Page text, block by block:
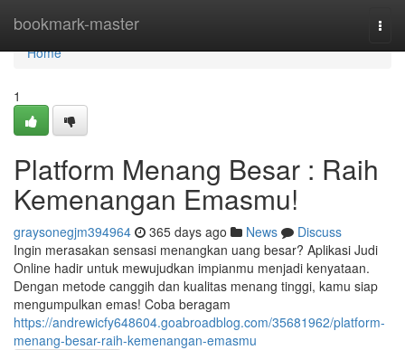
bookmark-master
Home
Home
1
Platform Menang Besar : Raih
Kemenangan Emasmu!
graysonegjm394964 365 days ago News
Discuss
Ingin merasakan sensasi menangkan uang besar? Aplikasi Judi
Online hadir untuk mewujudkan impianmu menjadi kenyataan.
Dengan metode canggih dan kualitas menang tinggi, kamu siap
mengumpulkan emas! Coba beragam
https://andrewicfy648604.goabroadblog.com/35681962/platform-
menang-besar-raih-kemenangan-emasmu